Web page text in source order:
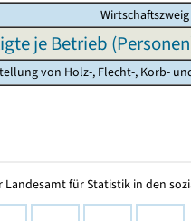
Wirtschaftszweig
je Betrieb
von Holz-, Flecht-, Korb-
Landesamt für Statistik in den